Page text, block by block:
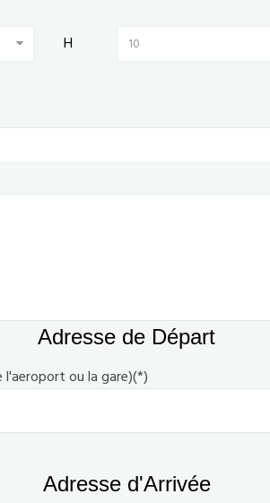
H 10
Adresse de Départ
l'aeroport ou la gare)(*)
Adresse d'Arrivée